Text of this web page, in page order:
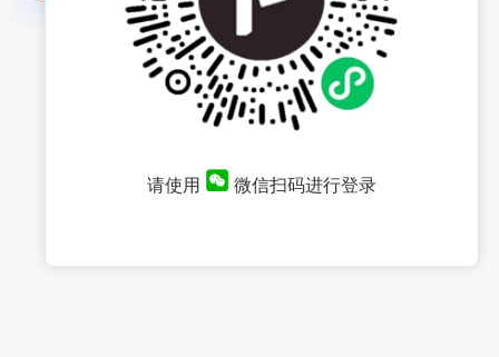
请使用 微信扫码进行登录